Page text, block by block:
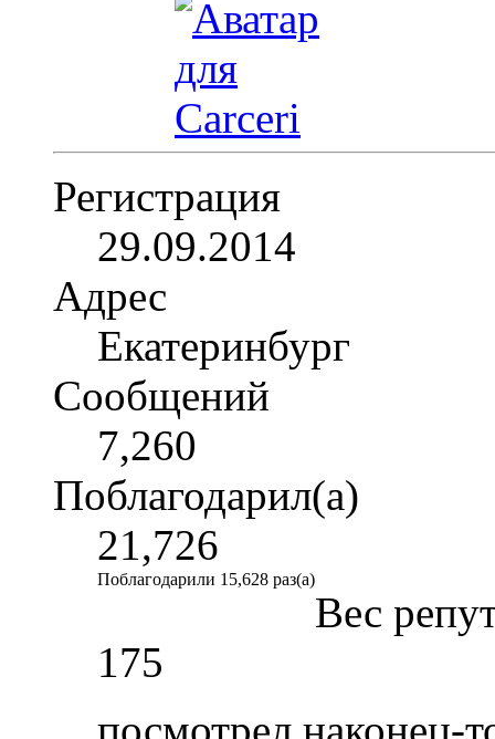
Регистрация
29.09.2014
Адрес
Екатеринбург
Сообщений
7,260
Поблагодарил(а)
21,726
Поблагодарили 15,628 раз(а)
Вес
175